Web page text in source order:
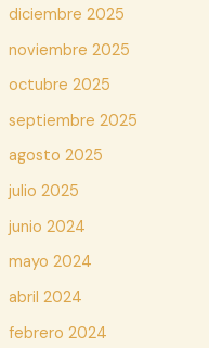
diciembre 2025
noviembre 2025
octubre 2025
septiembre 2025
agosto 2025
julio 2025
junio 2024
mayo 2024
abril 2024
febrero 2024